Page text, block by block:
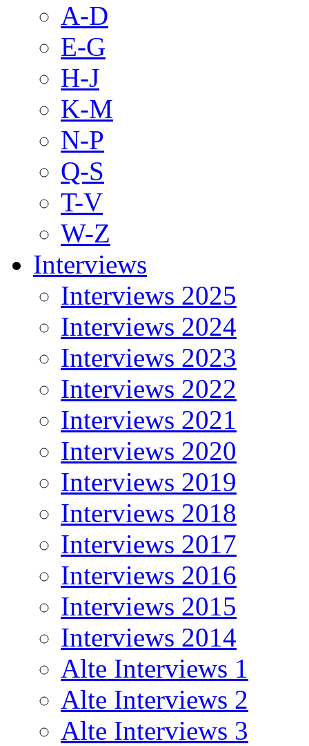
A-D
E-G
H-J
K-M
N-P
Q-S
T-V
W-Z
Interviews
Interviews 2025
Interviews 2024
Interviews 2023
Interviews 2022
Interviews 2021
Interviews 2020
Interviews 2019
Interviews 2018
Interviews 2017
Interviews 2016
Interviews 2015
Interviews 2014
Alte Interviews 1
Alte Interviews 2
Alte Interviews 3